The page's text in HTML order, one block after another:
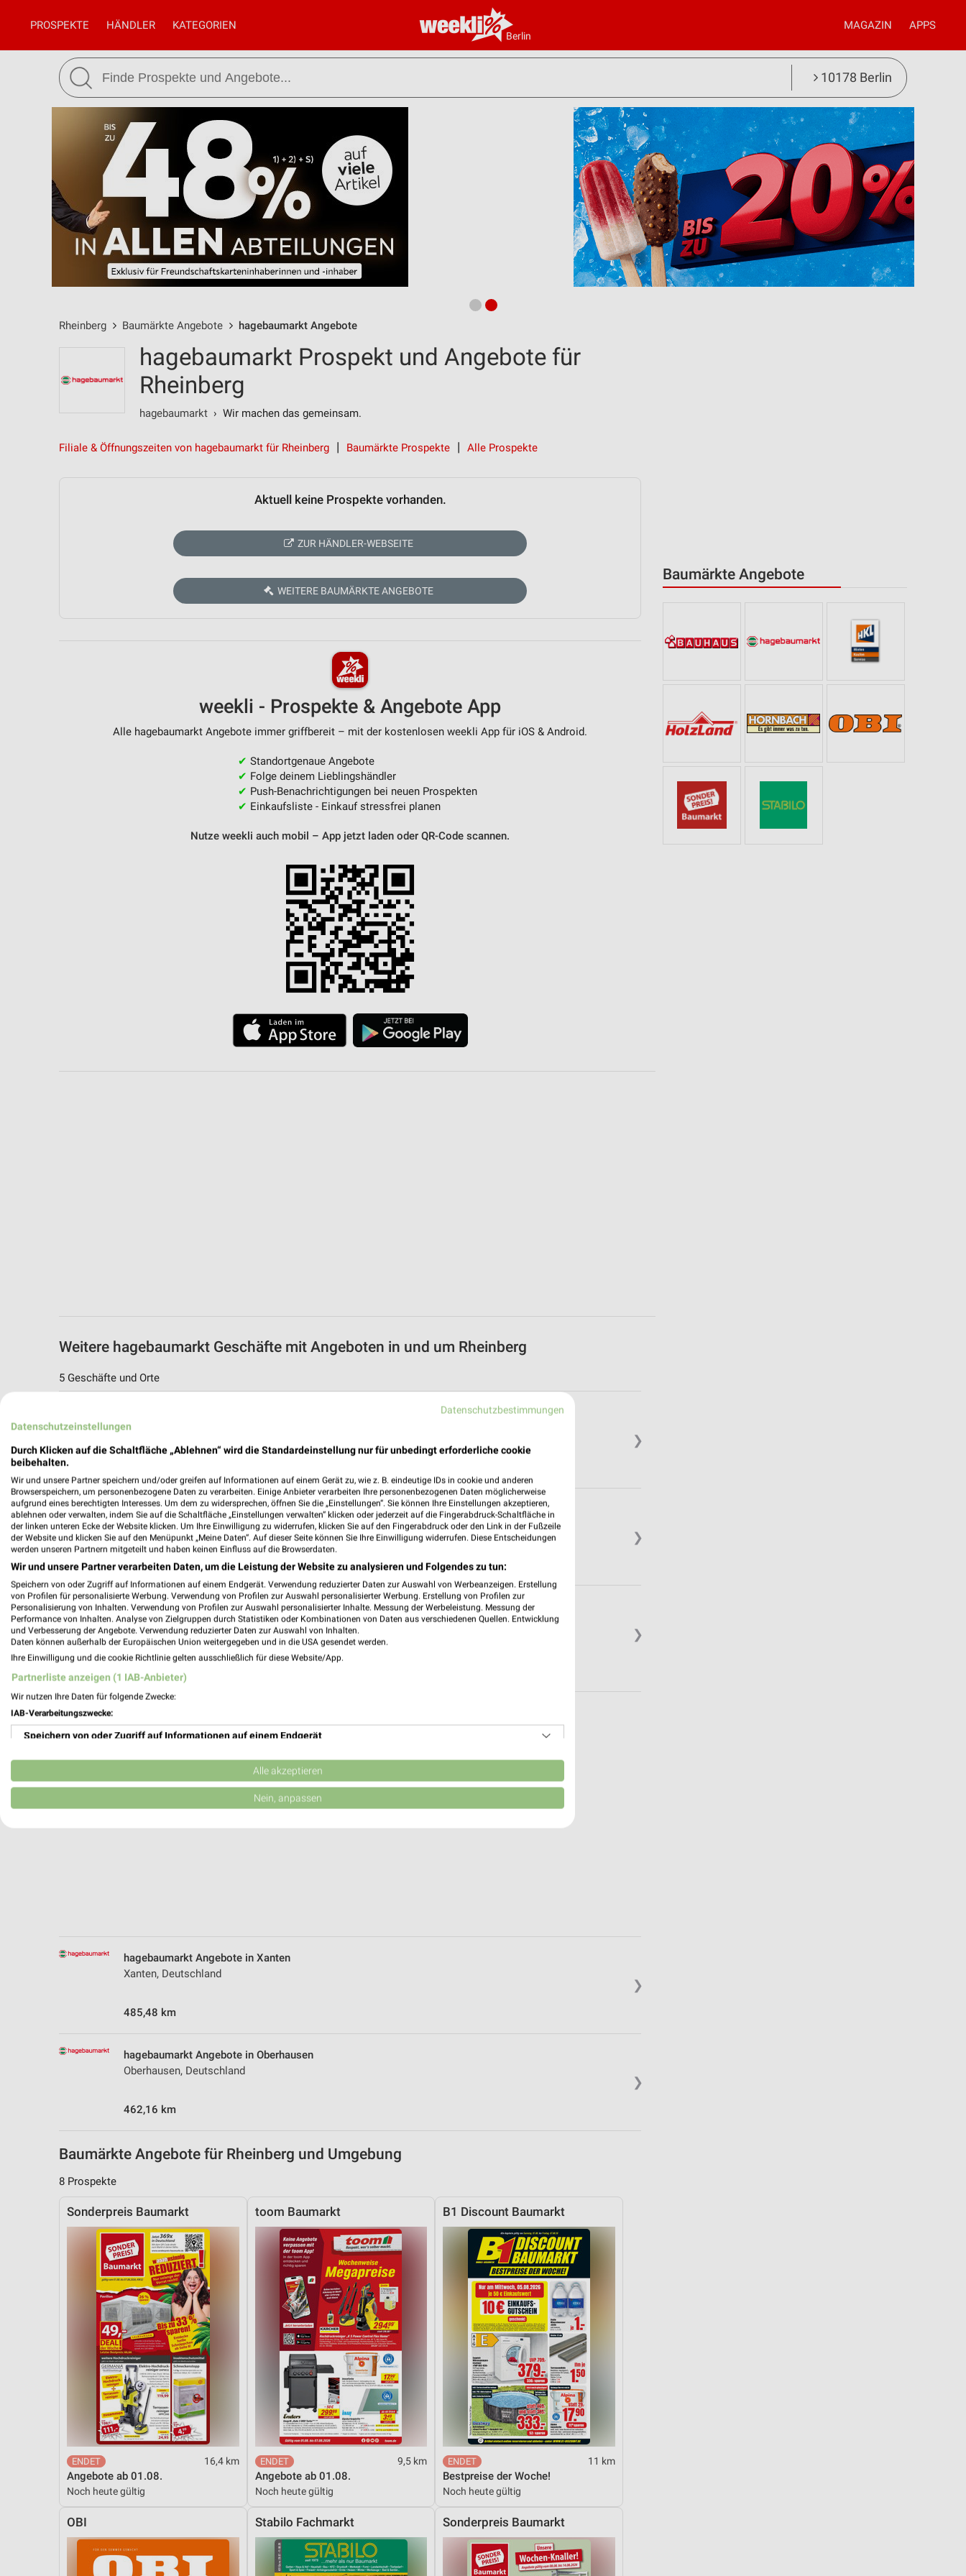
Berlin
PROSPEKTE HÄNDLER KATEGORIEN MAGAZIN APPS
10178 Berlin
Rheinberg Baumärkte Angebote hagebaumarkt Angebote
Baumärkte Angebote
hagebaumarkt Prospekt und Angebote für
Rheinberg
hagebaumarkt › Wir machen das gemeinsam.
Filiale & Öffnungszeiten von hagebaumarkt für Rheinberg Baumärkte Prospekte Alle Prospekte
Aktuell keine Prospekte vorhanden.
ZUR HÄNDLER-WEBSEITE
WEITERE BAUMÄRKTE ANGEBOTE
weekli - Prospekte & Angebote App
Alle hagebaumarkt Angebote immer griffbereit – mit der kostenlosen weekli App für iOS & Android.
✔ Standortgenaue Angebote
✔ Folge deinem Lieblingshändler
✔ Push-Benachrichtigungen bei neuen Prospekten
✔ Einkaufsliste - Einkauf stressfrei planen
Nutze weekli auch mobil – App jetzt laden oder QR-Code scannen.
Weitere hagebaumarkt Geschäfte mit Angeboten in und um Rheinberg
5 Geschäfte und Orte
❯
Dinslaken, Deutschland
❯
hagebaumarkt Angebote in Duisburg
Duisburg, Deutschland
467,94 km
❯
hagebaumarkt Angebote in Wesel
Wesel, Deutschland
471,57 km
❯
hagebaumarkt Angebote in Xanten
Xanten, Deutschland
485,48 km
❯
hagebaumarkt Angebote in Oberhausen
Oberhausen, Deutschland
462,16 km
Baumärkte Angebote für Rheinberg und Umgebung
8 Prospekte
Sonderpreis Baumarkt
16,4 km
Angebote ab 01.08.
Noch heute gültig
toom Baumarkt
9,5 km
Angebote ab 01.08.
Noch heute gültig
B1 Discount Baumarkt
11 km
Bestpreise der Woche!
Noch heute gültig
OBI Stabilo Fachmarkt Sonderpreis Baumarkt
Datenschutzbestimmungen
Datenschutzeinstellungen
Durch Klicken auf die Schaltfläche „Ablehnen“ wird die Standardeinstellung nur für unbedingt erforderliche cookie
beibehalten.
Wir und unsere Partner speichern und/oder greifen auf Informationen auf einem Gerät zu, wie z. B. eindeutige IDs in cookie und anderen
Browserspeichern, um personenbezogene Daten zu verarbeiten. Einige Anbieter verarbeiten Ihre personenbezogenen Daten möglicherweise
aufgrund eines berechtigten Interesses. Um dem zu widersprechen, öffnen Sie die „Einstellungen“. Sie können Ihre Einstellungen akzeptieren,
ablehnen oder verwalten, indem Sie auf die Schaltfläche „Einstellungen verwalten“ klicken oder jederzeit auf die Fingerabdruck-Schaltfläche in
der linken unteren Ecke der Website klicken. Um Ihre Einwilligung zu widerrufen, klicken Sie auf den Fingerabdruck oder den Link in der Fußzeile
der Website und klicken Sie auf den Menüpunkt „Meine Daten“. Auf dieser Seite können Sie Ihre Einwilligung widerrufen. Diese Entscheidungen
werden unseren Partnern mitgeteilt und haben keinen Einfluss auf die Browserdaten.
Wir und unsere Partner verarbeiten Daten, um die Leistung der Website zu analysieren und Folgendes zu tun:
Speichern von oder Zugriff auf Informationen auf einem Endgerät. Verwendung reduzierter Daten zur Auswahl von Werbeanzeigen. Erstellung
von Profilen für personalisierte Werbung. Verwendung von Profilen zur Auswahl personalisierter Werbung. Erstellung von Profilen zur
Personalisierung von Inhalten. Verwendung von Profilen zur Auswahl personalisierter Inhalte. Messung der Werbeleistung. Messung der
Performance von Inhalten. Analyse von Zielgruppen durch Statistiken oder Kombinationen von Daten aus verschiedenen Quellen. Entwicklung
und Verbesserung der Angebote. Verwendung reduzierter Daten zur Auswahl von Inhalten.
Daten können außerhalb der Europäischen Union weitergegeben und in die USA gesendet werden.
Ihre Einwilligung und die cookie Richtlinie gelten ausschließlich für diese Website/App.
Partnerliste anzeigen (1 IAB-Anbieter)
Wir nutzen Ihre Daten für folgende Zwecke:
IAB-Verarbeitungszwecke:
Speichern von oder Zugriff auf Informationen auf einem Endgerät
Verwendung reduzierter Daten zur Auswahl von Werbeanzeigen
Erstellung von Profilen für personalisierte Werbung
Analyse von Zielgruppen durch Statistiken oder Kombinationen von Daten aus verschiedenen
Entwicklung und Verbesserung der Angebote
Geräte anhand von aktiv angeforderten Informationen identifizieren
Notwendig
Alle akzeptieren
Nein, anpassen